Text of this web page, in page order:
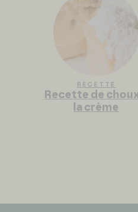
RECETTE
Recette de
la crème